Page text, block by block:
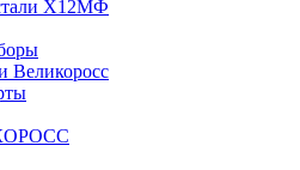
Х12МФ
Великоросс